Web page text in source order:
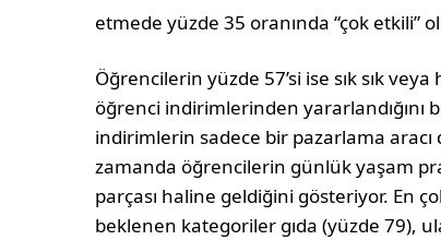
etmede yüzde 35 oranında “çok etkili”
Öğrencilerin yüzde 57’si ise sık sık veya
öğrenci indirimlerinden yararlandığını
indirimlerin sadece bir pazarlama aracı
zamanda öğrencilerin günlük yaşam
parçası haline geldiğini gösteriyor. En
beklenen kategoriler gıda (yüzde 79),